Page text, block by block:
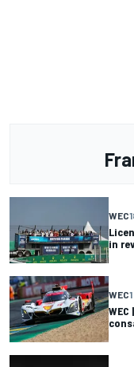
WEC
in
WEC